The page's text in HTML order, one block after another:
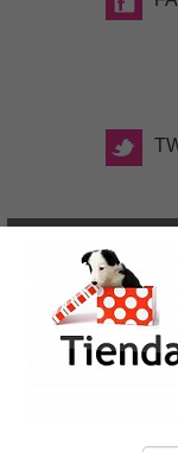
elegir el
Mascotas
Venta de
Tienda